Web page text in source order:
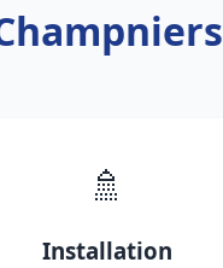
🚿
Installation